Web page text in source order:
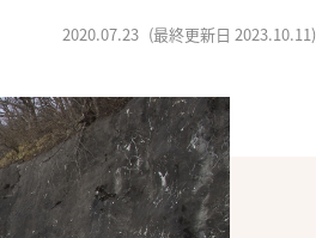
2020.07.23 (最終更新日 2023.10.11)